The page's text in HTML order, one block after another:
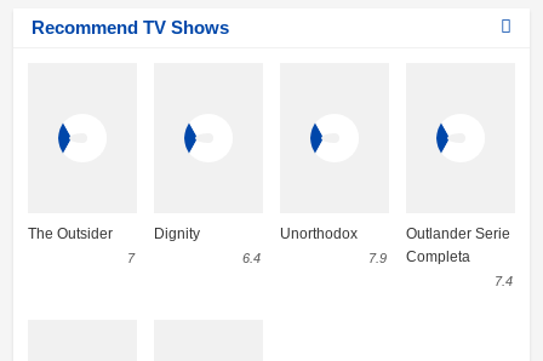
Kid Cosmic 1×05 HD Online Temporada 1 Episodio 5
Kid Cosmic 1×03 HD Online Temporada 1 Episodio 3
Kid Cosmic 1×01 HD Online Temporada 1 Episodio 1
Recommend TV Shows
The Outsider
7
Dignity
6.4
Unorthodox
7.9
Outlander Serie
Completa
7.4